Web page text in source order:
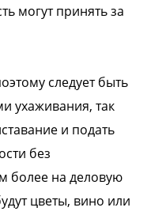
могут принять за
следует быть
ухаживания, так
и подать
без
более на деловую
цветы, вино или